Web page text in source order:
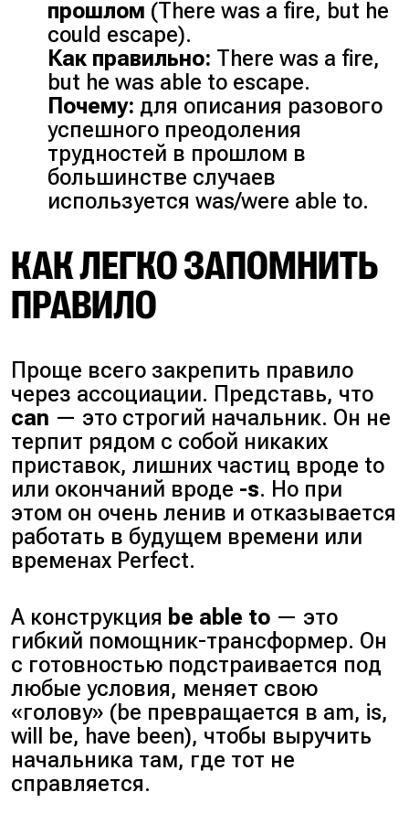
прошлом (There was a fire, but he
could escape).
Как правильно: There was a fire,
but he was able to escape.
Почему: для описания разового
успешного преодоления
трудностей в прошлом в
большинстве случаев
используется was/were able to.
КАК ЛЕГКО ЗАПОМНИТЬ
ПРАВИЛО
Проще всего закрепить правило
через ассоциации. Представь, что
can — это строгий начальник. Он не
терпит рядом с собой никаких
приставок, лишних частиц вроде to
или окончаний вроде -s. Но при
этом он очень ленив и отказывается
работать в будущем времени или
временах Perfect.
А конструкция be able to — это
гибкий помощник-трансформер. Он
с готовностью подстраивается под
любые условия, меняет свою
«голову» (be превращается в am, is,
will be, have been), чтобы выручить
начальника там, где тот не
справляется.